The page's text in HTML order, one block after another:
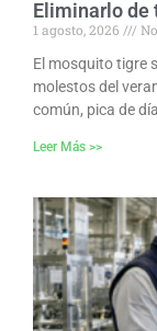
Eliminarlo de
1 agosto, 2026
El mosquito tigre
molestos del
común, pica de
Leer Más >>